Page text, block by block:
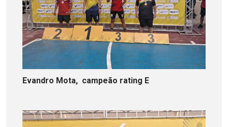
Evandro Mota, campeão rating E